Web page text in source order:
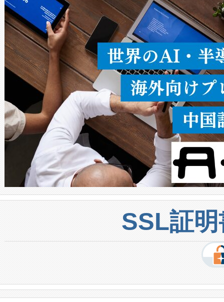
うにします。遠距離まで届く
密度なスキャ […]
SSL証